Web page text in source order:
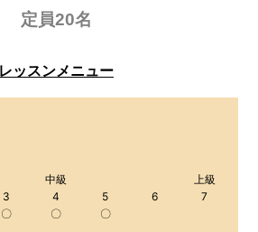
定員20名
レッスンメニュー
中級
上級
3 4 5 6
7
〇 〇 〇